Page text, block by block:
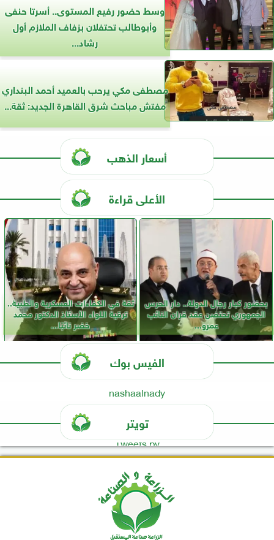
وسط حضور رفيع المستوى.. أسرتا حنفى
وأبوطالب تحتفلان بزفاف الملازم أول
رشاد...
مصطفى مكي يرحب بالعميد أحمد البنداري
مفتش مباحث شرق القاهرة الجديد: ثقة...
أسعار الذهب
الأعلى قراءة
بحضور كبار رجال الدولة.. دار الحرس
الجمهوري تحتضن عقد قران النائب
عمرو...
ثقة في الكفاءات العسكرية والطبية..
ترقية اللواء الأستاذ الدكتور محمد
خضر نائبًا...
الفيس بوك
nashaalnady
تويتر
Tweets by